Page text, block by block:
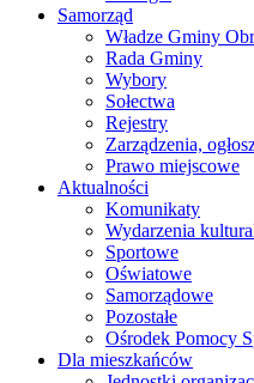
Samorząd
Władze Gminy
Rada Gminy
Wybory
Sołectwa
Rejestry
Zarządzenia,
Prawo miejscowe
Aktualności
Komunikaty
Wydarzenia
Sportowe
Oświatowe
Samorządowe
Pozostałe
Ośrodek Pomocy
Dla mieszkańców